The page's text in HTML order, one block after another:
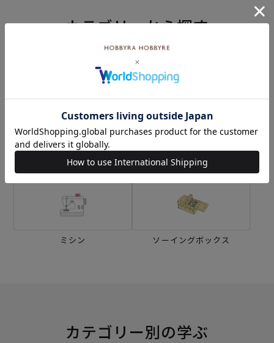
カテゴリーから探す
刺し子 編み物
ミシン ソーイングボックス
カテゴリー別の学ぶ